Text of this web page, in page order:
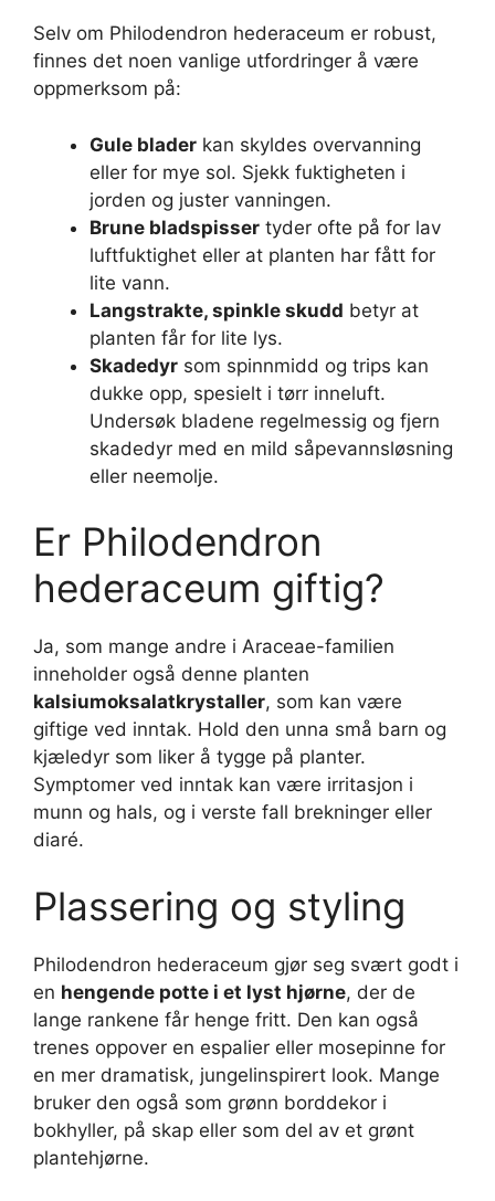
Selv om Philodendron hederaceum er robust,
finnes det noen vanlige utfordringer å være
oppmerksom på:
Gule blader kan skyldes overvanning
eller for mye sol. Sjekk fuktigheten i
jorden og juster vanningen.
Brune bladspisser tyder ofte på for lav
luftfuktighet eller at planten har fått for
lite vann.
Langstrakte, spinkle skudd betyr at
planten får for lite lys.
Skadedyr som spinnmidd og trips kan
dukke opp, spesielt i tørr inneluft.
Undersøk bladene regelmessig og fjern
skadedyr med en mild såpevannsløsning
eller neemolje.
Er Philodendron
hederaceum giftig?
Ja, som mange andre i Araceae-familien
inneholder også denne planten
kalsiumoksalatkrystaller, som kan være
giftige ved inntak. Hold den unna små barn og
kjæledyr som liker å tygge på planter.
Symptomer ved inntak kan være irritasjon i
munn og hals, og i verste fall brekninger eller
diaré.
Plassering og styling
Philodendron hederaceum gjør seg svært godt i
en hengende potte i et lyst hjørne, der de
lange rankene får henge fritt. Den kan også
trenes oppover en espalier eller mosepinne for
en mer dramatisk, jungelinspirert look. Mange
bruker den også som grønn borddekor i
bokhyller, på skap eller som del av et grønt
plantehjørne.